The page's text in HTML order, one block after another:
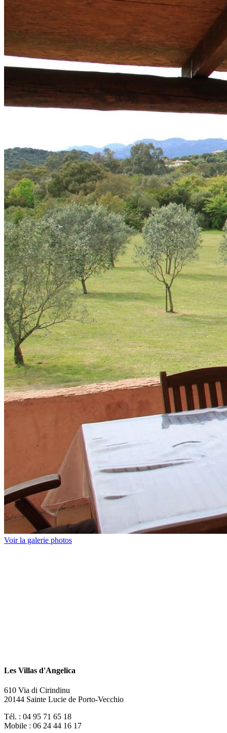
Voir la galerie photos
Les Villas d'Angelica
610 Via di Cirindinu
20144 Sainte Lucie de Porto-Vecchio
Tél. : 04 95 71 65 18
Mobile : 06 24 44 16 17